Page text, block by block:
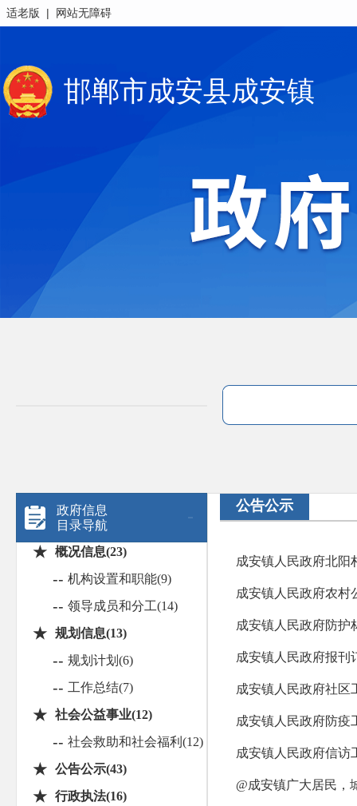
适老版 | 网站无障碍
邯郸市成安县成安镇
政府信息
目录导航
★ 概况信息(23)
-- 机构设置和职能(9)
-- 领导成员和分工(14)
★ 规划信息(13)
-- 规划计划(6)
-- 工作总结(7)
★ 社会公益事业(12)
-- 社会救助和社会福利(12)
★ 公告公示(43)
★ 行政执法(16)
公告公示
成安镇人民政府北阳
成安镇人民政府农村
成安镇人民政府防护
成安镇人民政府报刊
成安镇人民政府社区
成安镇人民政府防疫
成安镇人民政府信访
@成安镇广大居民，